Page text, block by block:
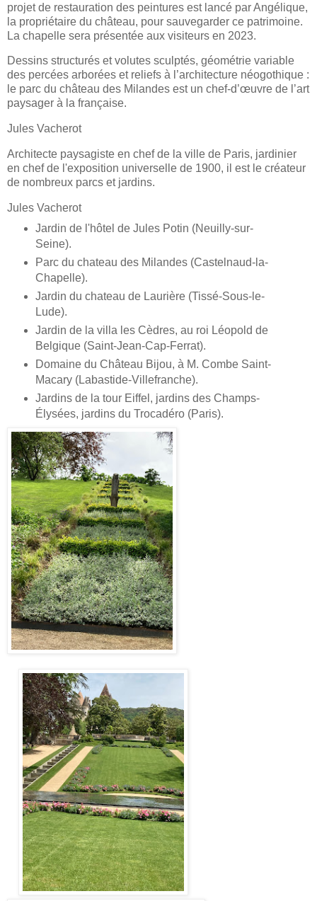
projet de restauration des peintures est lancé par Angélique,
la propriétaire du château, pour sauvegarder ce patrimoine.
La chapelle sera présentée aux visiteurs en 2023.
Dessins structurés et volutes sculptés, géométrie variable
des percées arborées et reliefs à l’architecture néogothique :
le parc du château des Milandes est un chef-d’œuvre de l’art
paysager à la française.
Jules Vacherot
Architecte paysagiste en chef de la ville de Paris, jardinier
en chef de l'exposition universelle de 1900, il est le créateur
de nombreux parcs et jardins.
Jules Vacherot
Jardin de l'hôtel de Jules Potin (Neuilly-sur-
Seine).
Parc du chateau des Milandes (Castelnaud-la-
Chapelle).
Jardin du chateau de Laurière (Tissé-Sous-le-
Lude).
Jardin de la villa les Cèdres, au roi Léopold de
Belgique (Saint-Jean-Cap-Ferrat).
Domaine du Château Bijou, à M. Combe Saint-
Macary (Labastide-Villefranche).
Jardins de la tour Eiffel, jardins des Champs-
Élysées, jardins du Trocadéro (Paris).